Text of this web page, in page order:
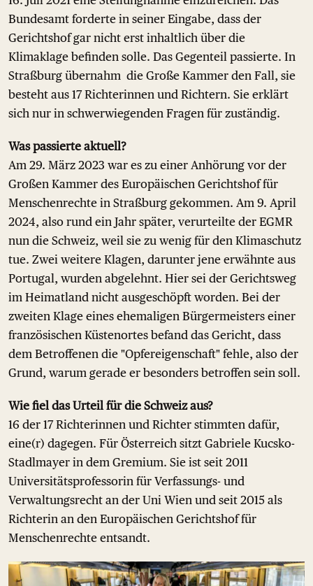
Bundesamt forderte in seiner Eingabe, dass der
Gerichtshof gar nicht erst inhaltlich über die
Klimaklage befinden solle. Das Gegenteil passierte. In
Straßburg übernahm die Große Kammer den Fall, sie
besteht aus 17 Richterinnen und Richtern. Sie erklärt
sich nur in schwerwiegenden Fragen für zuständig.
Was passierte aktuell?
Am 29. März 2023 war es zu einer Anhörung vor der
Großen Kammer des Europäischen Gerichtshof für
Menschenrechte in Straßburg gekommen. Am 9. April
2024, also rund ein Jahr später, verurteilte der EGMR
nun die Schweiz, weil sie zu wenig für den Klimaschutz
tue. Zwei weitere Klagen, darunter jene erwähnte aus
Portugal, wurden abgelehnt. Hier sei der Gerichtsweg
im Heimatland nicht ausgeschöpft worden. Bei der
zweiten Klage eines ehemaligen Bürgermeisters einer
französischen Küstenortes befand das Gericht, dass
dem Betroffenen die "Opfereigenschaft" fehle, also der
Grund, warum gerade er besonders betroffen sein soll.
Wie fiel das Urteil für die Schweiz aus?
16 der 17 Richterinnen und Richter stimmten dafür,
eine(r) dagegen. Für Österreich sitzt Gabriele Kucsko-
Stadlmayer in dem Gremium. Sie ist seit 2011
Universitätsprofessorin für Verfassungs- und
Verwaltungsrecht an der Uni Wien und seit 2015 als
Richterin an den Europäischen Gerichtshof für
Menschenrechte entsandt.